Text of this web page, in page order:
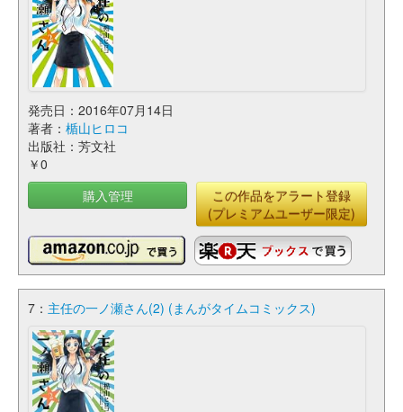
発売日：2016年07月14日
著者： 楯山ヒロコ
出版社：芳文社
￥0
購入管理
この作品をアラート登録
(プレミアムユーザー限定)
7： 主任の一ノ瀬さん(2) (まんがタイムコミックス)